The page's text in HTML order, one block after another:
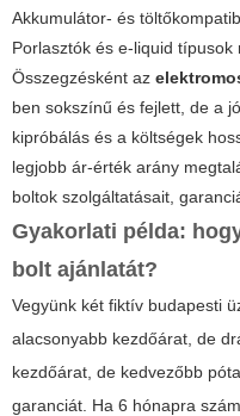
Akkumulátor- és
Porlasztók és e-liquid típusok
Összegzésként az
ben sokszínű és fejlett, de a
kipróbálás és a költségek
legjobb ár-érték arány
boltok szolgáltatásait,
Gyakorlati példa:
bolt ajánlatát?
Vegyünk két fiktív budapesti
alacsonyabb kezdőárat, de
kezdőárat, de kedvezőbb
garanciát. Ha 6 hónapra